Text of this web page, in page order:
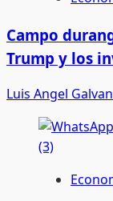
Campo
Trump y los
Luis Angel Galvan